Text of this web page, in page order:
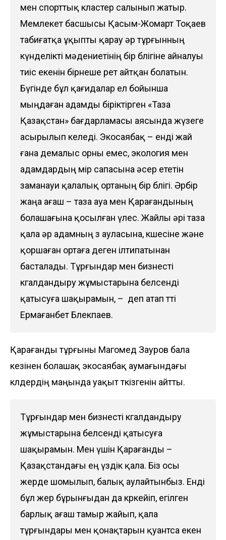
мен спорттық кластер са­лынып жатыр.
Мемлекет басшысы Қасым-Жомарт Тоқаев
табиғатқа ұқыпты қарау әр тұрғын­ның
күнделікті мәдениетінің бір бөлігіне айналуы
тиіс екенін бірнеше рет айтқан болатын.
Бүгінде бұл қағидалар ел бойынша
мыңдаған адамды біріктірген «Таза
Қазақстан» бағдарламасы аясында жүзеге
асы­рылып келеді. Экосаябақ – енді жай
ғана демалыс орны емес, экология мен
адамдардың өмір сапасына әсер ететін
заманауи қалалық ортаның бір бөлігі. Әрбір
жаңа ағаш – таза ауа мен Қарағандының
болашағына қосылған үлес. Жайлы әрі таза
қала әр адамның өз ауласына, көшесіне және
қоршаған ортаға деген ілтипатынан
басталады. Тұрғындар мен бизнесті
көгалдандыру жұмыстарына белсенді
қатысуға шақырамын, – деп атап өтті
Ермағанбет Бөлекпаев.
Қарағанды тұрғыны Магомед Зауров бала
кезінен болашақ экосаябақ аумағындағы
көлдердің маңында уақыт өткізгенін айтты.
Тұрғындар мен бизнесті көгалдандыру
жұмыс­тарына белсенді қатысуға
шақырамын. Мен үшін Қарағанды –
Қазақстандағы ең үздік қала. Біз осы
жерде шомылып, балық аулайтынбыз. Енді
бұл жер бұрынғыдан да көркейіп, егілген
барлық ағаш тамыр жайып, қала
тұрғындары мен қонақтарын қуантса екен